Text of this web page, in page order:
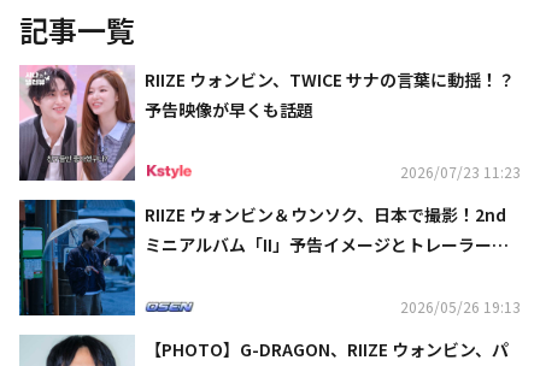
記事一覧
RIIZE ウォンビン、TWICE サナの言葉に動揺！？
予告映像が早くも話題
2026/07/23 11:23
RIIZE ウォンビン＆ウンソク、日本で撮影！2nd
ミニアルバム「II」予告イメージとトレーラー映
2026/05/26 19:13
【PHOTO】G-DRAGON、RIIZE ウォンビン、パ